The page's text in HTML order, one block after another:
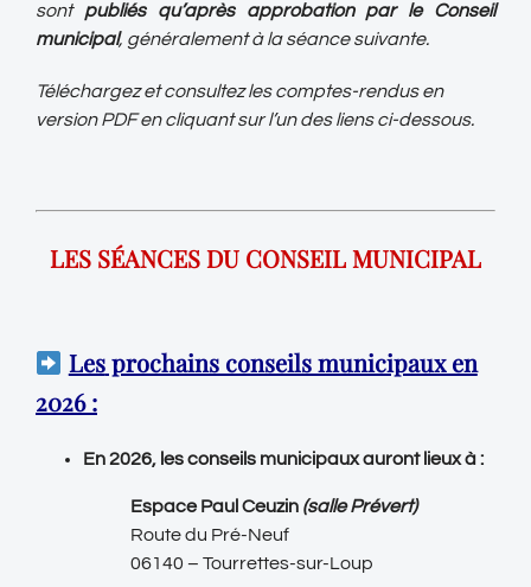
sont publiés qu’après approbation par le Conseil
municipal, généralement à la séance suivante.
Téléchargez et consultez les comptes-rendus en
version PDF en cliquant sur l’un des liens ci-dessous.
LES SÉANCES DU CONSEIL MUNICIPAL
Lesprochains conseils municipaux en
2026 :
En 2026, les conseils municipaux auront lieux à :
Espace Paul Ceuzin (salle Prévert)
Route du Pré-Neuf
06140 – Tourrettes-sur-Loup